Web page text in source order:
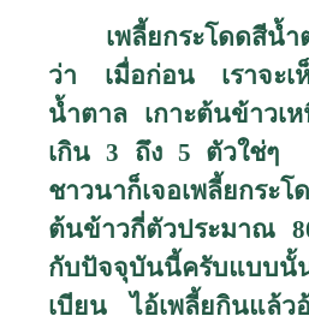
เพลี้ยกระโดดสีน้
ว่า เมื่อก่อน เราจะเ
น้ำตาล เกาะต้นข้าวเ
เกิน 3 ถึง 5 ตัวใช่ๆ
ชาวนาก็เจอเพลี้ยกระ
ต้นข้าวกี่ตัวประมาณ
กับปัจจุบันนี้ครับแบบนั้
เบียน ไอ้เพลี้ยกินแล้